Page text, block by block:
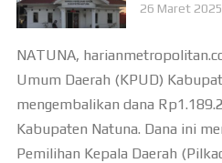
26 Maret 2025
NATUNA,
Umum Daerah (KPUD)
mengembalikan dana
Kabupaten Natuna. Dana ini
Pemilihan Kepala Daerah